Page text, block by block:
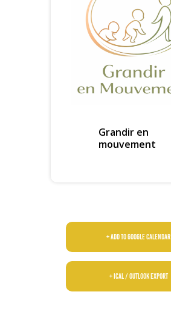
Grandir en
mouvement
+ Add to Google Calendar
+ iCal / Outlook export